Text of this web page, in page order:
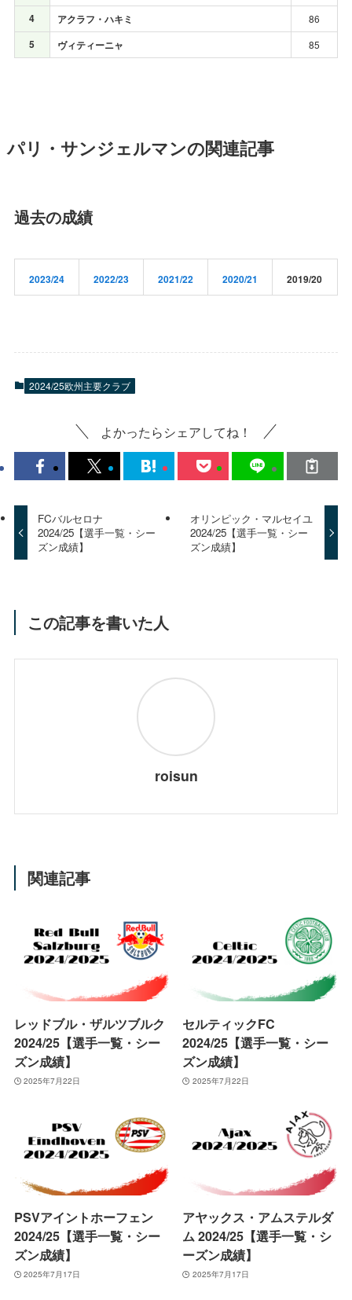
4 アクラフ・ハキミ 86
5 ヴィティーニャ 85
パリ・サンジェルマンの関連記事
過去の成績
2023/24 2022/23 2021/22 2020/21 2019/20
2024/25欧州主要クラブ
よかったらシェアしてね！
FCバルセロナ
2024/25【選手一覧・シー
ズン成績】
オリンピック・マルセイユ
2024/25【選手一覧・シー
ズン成績】
この記事を書いた人
roisun
関連記事
レッドブル・ザルツブルク
2024/25【選手一覧・シー
ズン成績】
2025年7月22日
セルティックFC
2024/25【選手一覧・シー
ズン成績】
2025年7月22日
PSVアイントホーフェン
2024/25【選手一覧・シー
ズン成績】
2025年7月17日
アヤックス・アムステルダ
ム 2024/25【選手一覧・シ
ーズン成績】
2025年7月17日